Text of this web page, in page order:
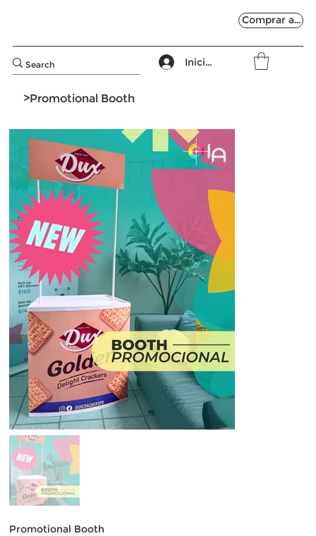
Comprar ahora
Iniciar sesión
>Promotional Booth
Promotional Booth